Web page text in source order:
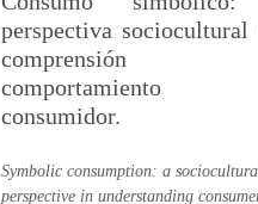
perspectiva sociocultural
comprensión
comportamiento
consumidor.
Symbolic consumption: a
perspective in understanding